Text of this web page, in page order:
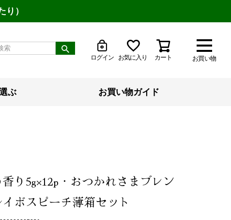
）
お買い物
ログイン お気に入り カート
ぶ お買い物ガイド
り5g×12p・おつかれさまブレン
イボスピーチ薄箱セット